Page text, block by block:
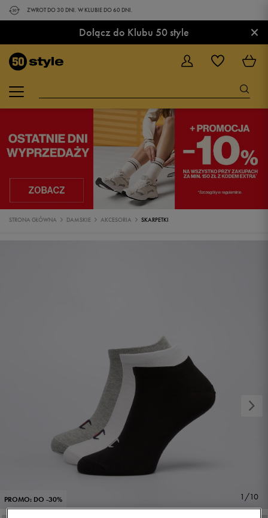
ZWROT DO 30 DNI. W KLUBIE DO 60 DNI.
Dołącz do Klubu 50 style ×
STRONA GŁÓWNA DAMSKIE AKCESORIA SKARPETKI
PROMO: DO -30% 1/10